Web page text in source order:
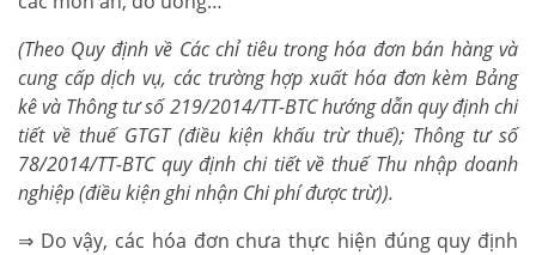
(Theo Quy định về Các chỉ tiêu trong hóa đơn bán hàng và
cung cấp dịch vụ, các trường hợp xuất hóa đơn kèm Bảng
kê và Thông tư số 219/2014/TT-BTC hướng dẫn quy định chi
tiết về thuế GTGT (điều kiện khấu trừ thuế); Thông tư số
78/2014/TT-BTC quy định chi tiết về thuế Thu nhập doanh
nghiệp (điều kiện ghi nhận Chi phí được trừ)).
⇒ Do vậy, các hóa đơn chưa thực hiện đúng quy định